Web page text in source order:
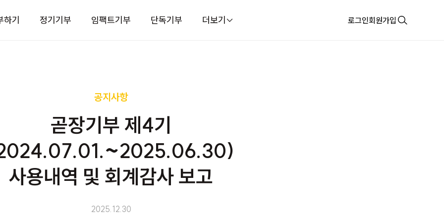
하기 정기기부 임팩트기부 단독기부 더보기 로그인회원가입
공지사항
곧장기부 제4기
사용내역 및 회계감사 보고
2025.12.30